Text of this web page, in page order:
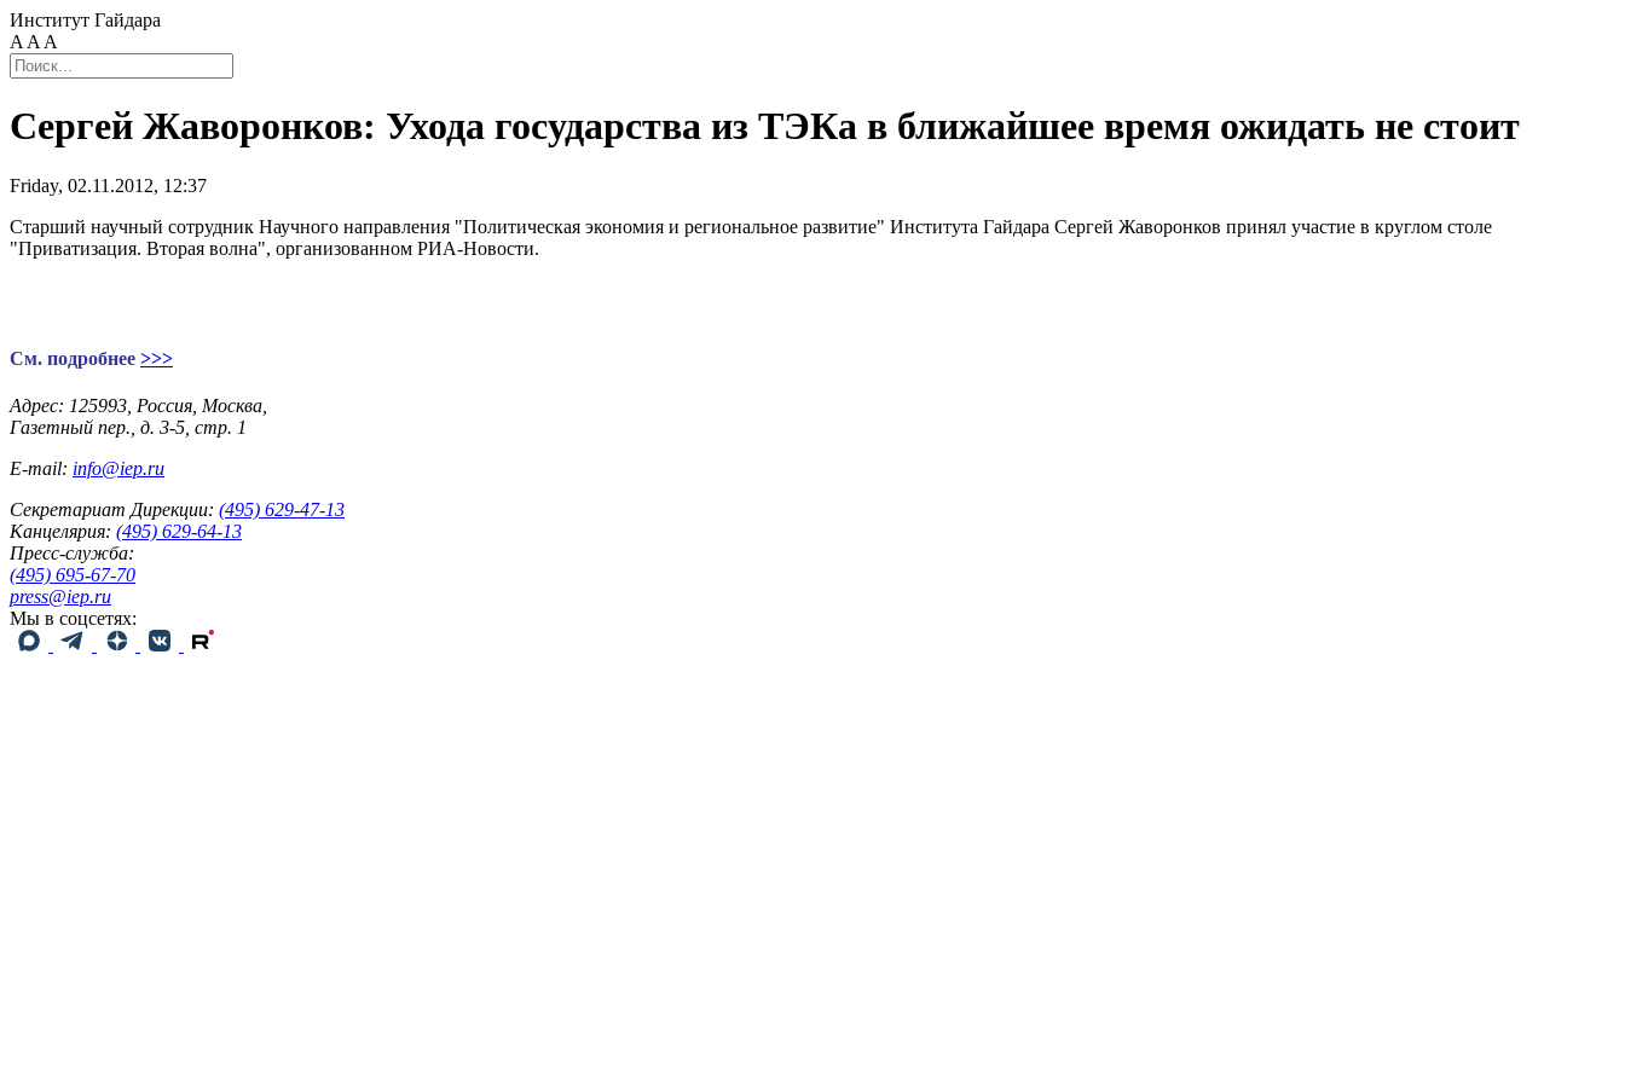
Институт Гайдара
A A A
Сергей Жаворонков: Ухода государства из ТЭКа в ближайшее время ожидать не стоит
Friday, 02.11.2012, 12:37
Старший научный сотрудник Научного направления "Политическая экономия и региональное развитие" Института Гайдара Сергей Жаворонков принял участие в круглом столе
"Приватизация. Вторая волна", организованном РИА-Новости.
Cм. подробнее >>>
Адрес: 125993, Россия, Москва,
Газетный пер., д. 3-5, стр. 1
E-mail: info@iep.ru
Секретариат Дирекции: (495) 629-47-13
Канцелярия: (495) 629-64-13
Пресс-служба:
(495) 695-67-70
press@iep.ru
Мы в соцсетях: